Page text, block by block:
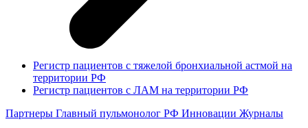
Регистр пациентов с тяжелой бронхиальной астмой на
территории РФ
Регистр пациентов с ЛАМ на территории РФ
Партнеры Главный пульмонолог РФ Инновации Журналы